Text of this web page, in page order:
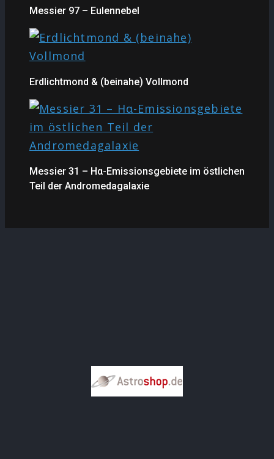
Messier 97 – Eulennebel
Erdlichtmond & (beinahe) Vollmond
Messier 31 – Hα-Emissionsgebiete im östlichen
Teil der Andromedagalaxie